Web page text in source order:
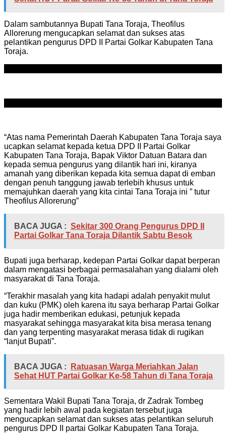
Dalam sambutannya Bupati Tana Toraja, Theofilus
Allorerung mengucapkan selamat dan sukses atas
pelantikan pengurus DPD II Partai Golkar Kabupaten Tana
Toraja.
“Atas nama Pemerintah Daerah Kabupaten Tana Toraja saya
ucapkan selamat kepada ketua DPD II Partai Golkar
Kabupaten Tana Toraja, Bapak Viktor Datuan Batara dan
kepada semua pengurus yang dilantik hari ini, kiranya
amanah yang diberikan kepada kita semua dapat di emban
dengan penuh tanggung jawab terlebih khusus untuk
memajuhkan daerah yang kita cintai Tana Toraja ini ” tutur
Theofilus Allorerung”
BACA JUGA : Sekitar 300 Orang Pengurus DPD II
Partai Golkar Tana Toraja Dilantik Sabtu Besok
Bupati juga berharap, kedepan Partai Golkar dapat berperan
dalam mengatasi berbagai permasalahan yang dialami oleh
masyarakat di Tana Toraja.
“Terakhir masalah yang kita hadapi adalah penyakit mulut
dan kuku (PMK) oleh karena itu saya berharap Partai Golkar
juga hadir memberikan edukasi, petunjuk kepada
masyarakat sehingga masyarakat kita bisa merasa tenang
dan yang terpenting masyarakat merasa tidak di rugikan
“lanjut Bupati”.
BACA JUGA :
Ratuasan Warga Meriahkan Jalan
Sehat HUT Partai Golkar Ke-58 Tahun di Tana Toraja
Sementara Wakil Bupati Tana Toraja, dr Zadrak Tombeg
yang hadir lebih awal pada kegiatan tersebut juga
mengucapkan selamat dan sukses atas pelantikan seluruh
pengurus DPD II partai Golkar Kabupaten Tana Toraja.